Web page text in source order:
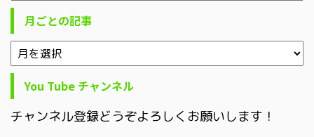
月ごとの記事
You Tube チャンネル
チャンネル登録どうぞよろしくお願いします！